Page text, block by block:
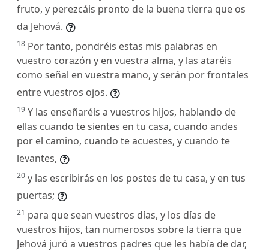
fruto, y perezcáis pronto de la buena tierra que os
da Jehová.
18 Por tanto, pondréis estas mis palabras en
vuestro corazón y en vuestra alma, y las ataréis
como señal en vuestra mano, y serán por frontales
entre vuestros ojos.
19 Y las enseñaréis a vuestros hijos, hablando de
ellas cuando te sientes en tu casa, cuando andes
por el camino, cuando te acuestes, y cuando te
levantes,
20 y las escribirás en los postes de tu casa, y en tus
puertas;
21 para que sean vuestros días, y los días de
vuestros hijos, tan numerosos sobre la tierra que
Jehová juró a vuestros padres que les había de dar,